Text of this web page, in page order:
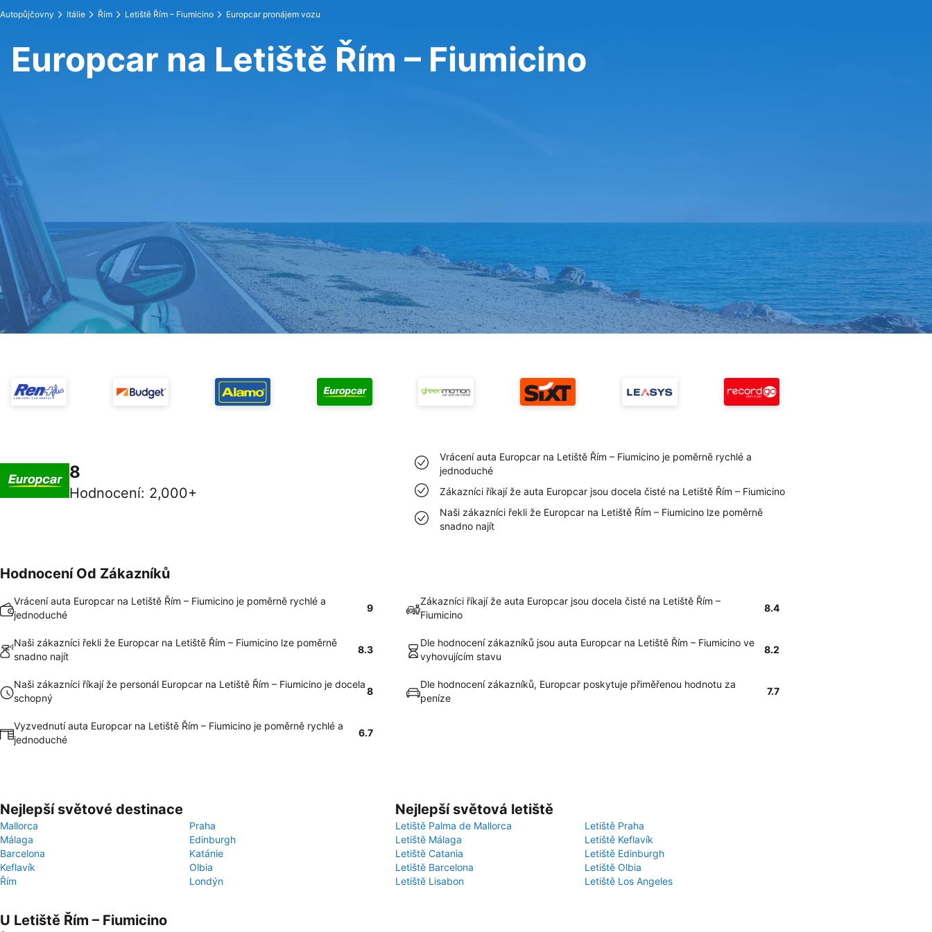
Autopůjčovny Itálie Řím Letiště Řím – Fiumicino Europcar pronájem vozu
Europcar na Letiště Řím – Fiumicino
8
Hodnocení: 2,000+
Vrácení auta Europcar na Letiště Řím – Fiumicino je poměrně rychlé a
jednoduché
Zákazníci říkají že auta Europcar jsou docela čisté na Letiště Řím – Fiumicino
Naši zákazníci řekli že Europcar na Letiště Řím – Fiumicino lze poměrně
snadno najít
Hodnocení Od Zákazníků
Vrácení auta Europcar na Letiště Řím – Fiumicino je poměrně rychlé a
jednoduché
9
Zákazníci říkají že auta Europcar jsou docela čisté na Letiště Řím –
Fiumicino
8.4
Naši zákazníci řekli že Europcar na Letiště Řím – Fiumicino lze poměrně
snadno najít
8.3
Dle hodnocení zákazníků jsou auta Europcar na Letiště Řím – Fiumicino ve
vyhovujícím stavu
8.2
Naši zákazníci říkají že personál Europcar na Letiště Řím – Fiumicino je docela
schopný
8
Dle hodnocení zákazníků, Europcar poskytuje přiměřenou hodnotu za
peníze
7.7
Vyzvednutí auta Europcar na Letiště Řím – Fiumicino je poměrně rychlé a
jednoduché
6.7
Nejlepší světové destinace
Mallorca
Praha
Málaga
Edinburgh
Barcelona
Katánie
Keflavík
Olbia
Řím
Londýn
Nejlepší světová letiště
Letiště Palma de Mallorca
Letiště Praha
Letiště Málaga
Letiště Keflavík
Letiště Catania
Letiště Edinburgh
Letiště Barcelona
Letiště Olbia
Letiště Lisabon
Letiště Los Angeles
U Letiště Řím – Fiumicino